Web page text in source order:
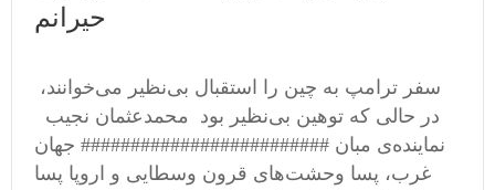
حیرانم
در حالی که توهین بی‌نظیر بود محمدعثمان نجیب
نماینده‌ی مبان ######################### جهان
غرب، پسا وحشت‌های قرون‌ وسطایی و اروپا پسا